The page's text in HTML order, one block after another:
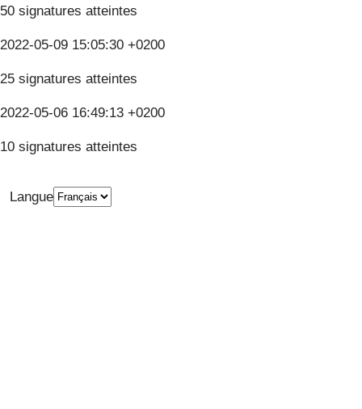
50 signatures atteintes
2022-05-09 15:05:30 +0200
25 signatures atteintes
2022-05-06 16:49:13 +0200
10 signatures atteintes
Langue